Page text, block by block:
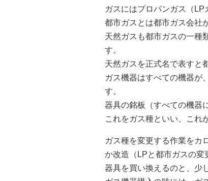
ガスにはプロパンガス（LP
都市ガスとは都市ガス会社
天然ガスも都市ガスの一種
す。
天然ガスを正式名で表すと
ガス機器はすべての機器が
す。
器具の銘板（すべての機器
これをガス種といい、これ
ガス種を変更する作業をカ
か改造（LPと都市ガスの変
器具を買い換えるのと、少